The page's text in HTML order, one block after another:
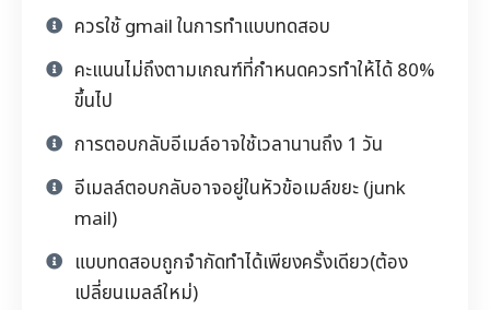
ควรใช้ gmail ในการทำแบบทดสอบ
คะแนนไม่ถึงตามเกณฑ์ที่กำหนดควรทำให้ได้ 80%
ขึ้นไป
การตอบกลับอีเมล์อาจใช้เวลานานถึง 1 วัน
อีเมลล์ตอบกลับอาจอยู่ในหัวข้อเมล์ขยะ (junk
mail)
แบบทดสอบถูกจำกัดทำได้เพียงครั้งเดียว(ต้อง
เปลี่ยนเมลล์ใหม่)